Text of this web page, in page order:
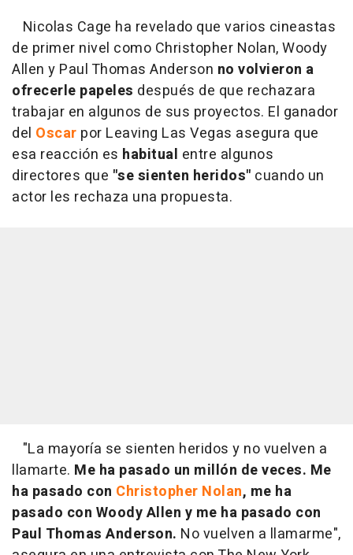
Nicolas Cage ha revelado que varios cineastas
de primer nivel como Christopher Nolan, Woody
Allen y Paul Thomas Anderson no volvieron a
ofrecerle papeles después de que rechazara
trabajar en algunos de sus proyectos. El ganador
del Oscar por Leaving Las Vegas asegura que
esa reacción es habitual entre algunos
directores que "se sienten heridos" cuando un
actor les rechaza una propuesta.
"La mayoría se sienten heridos y no vuelven a
llamarte. Me ha pasado un millón de veces. Me
ha pasado con Christopher Nolan, me ha
pasado con Woody Allen y me ha pasado con
Paul Thomas Anderson. No vuelven a llamarme",